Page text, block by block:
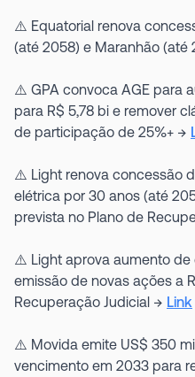
⚠️ Equatorial renova
(até 2058) e Maranhão (até
⚠️ GPA convoca AGE para
para R$ 5,78 bi e remover
de participação de 25%+ →
⚠️ Light renova concessão
elétrica por 30 anos (até
prevista no Plano de
⚠️ Light aprova aumento de
emissão de novas ações a
Recuperação Judicial → Link
⚠️ Movida emite US$ 350
vencimento em 2033 para